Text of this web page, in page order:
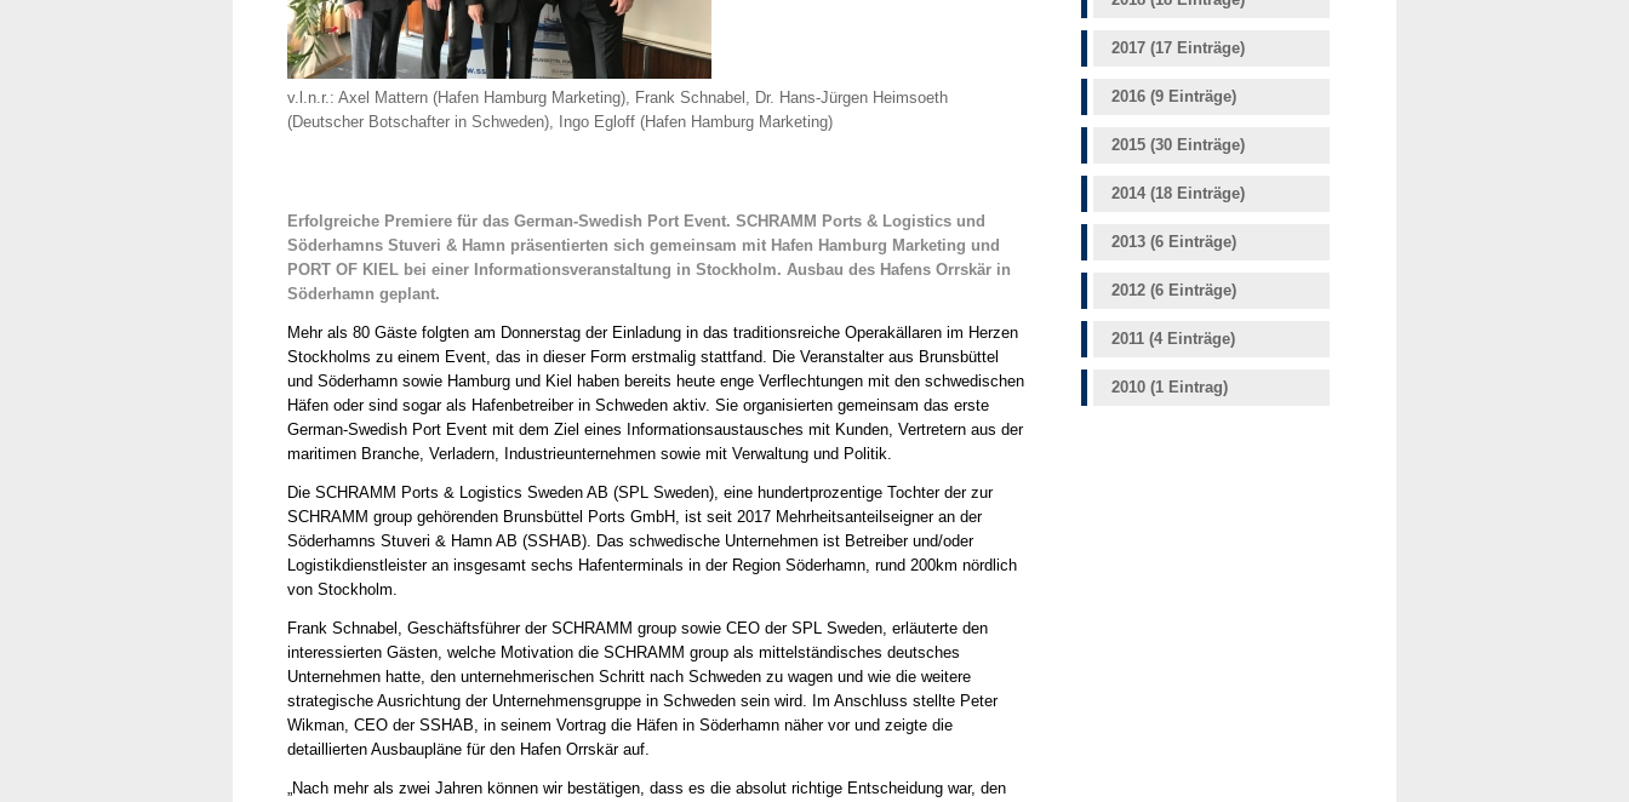
v.l.n.r.: Axel Mattern (Hafen Hamburg Marketing), Frank Schnabel, Dr. Hans-Jürgen Heimsoeth
(Deutscher Botschafter in Schweden), Ingo Egloff (Hafen Hamburg Marketing)
Erfolgreiche Premiere für das German-Swedish Port Event. SCHRAMM Ports & Logistics und
Söderhamns Stuveri & Hamn präsentierten sich gemeinsam mit Hafen Hamburg Marketing und
PORT OF KIEL bei einer Informationsveranstaltung in Stockholm. Ausbau des Hafens Orrskär in
Söderhamn geplant.
Mehr als 80 Gäste folgten am Donnerstag der Einladung in das traditionsreiche Operakällaren im Herzen
Stockholms zu einem Event, das in dieser Form erstmalig stattfand. Die Veranstalter aus Brunsbüttel
und Söderhamn sowie Hamburg und Kiel haben bereits heute enge Verflechtungen mit den schwedischen
Häfen oder sind sogar als Hafenbetreiber in Schweden aktiv. Sie organisierten gemeinsam das erste
German-Swedish Port Event mit dem Ziel eines Informationsaustausches mit Kunden, Vertretern aus der
maritimen Branche, Verladern, Industrieunternehmen sowie mit Verwaltung und Politik.
Die SCHRAMM Ports & Logistics Sweden AB (SPL Sweden), eine hundertprozentige Tochter der zur
SCHRAMM group gehörenden Brunsbüttel Ports GmbH, ist seit 2017 Mehrheitsanteilseigner an der
Söderhamns Stuveri & Hamn AB (SSHAB). Das schwedische Unternehmen ist Betreiber und/oder
Logistikdienstleister an insgesamt sechs Hafenterminals in der Region Söderhamn, rund 200km nördlich
von Stockholm.
Frank Schnabel, Geschäftsführer der SCHRAMM group sowie CEO der SPL Sweden, erläuterte den
interessierten Gästen, welche Motivation die SCHRAMM group als mittelständisches deutsches
Unternehmen hatte, den unternehmerischen Schritt nach Schweden zu wagen und wie die weitere
strategische Ausrichtung der Unternehmensgruppe in Schweden sein wird. Im Anschluss stellte Peter
Wikman, CEO der SSHAB, in seinem Vortrag die Häfen in Söderhamn näher vor und zeigte die
detaillierten Ausbaupläne für den Hafen Orrskär auf.
„Nach mehr als zwei Jahren können wir bestätigen, dass es die absolut richtige Entscheidung war, den
2017 (17 Einträge)
2016 (9 Einträge)
2015 (30 Einträge)
2014 (18 Einträge)
2013 (6 Einträge)
2012 (6 Einträge)
2011 (4 Einträge)
2010 (1 Eintrag)